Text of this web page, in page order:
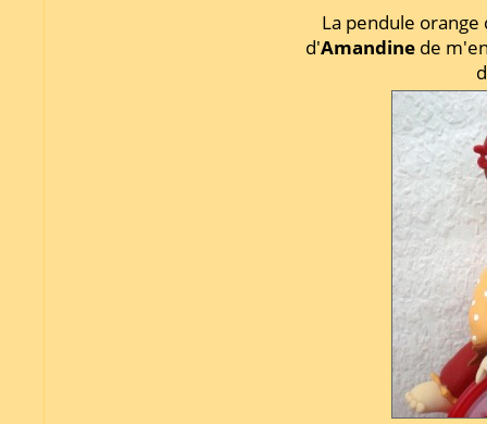
La pendule
d'Amandine de